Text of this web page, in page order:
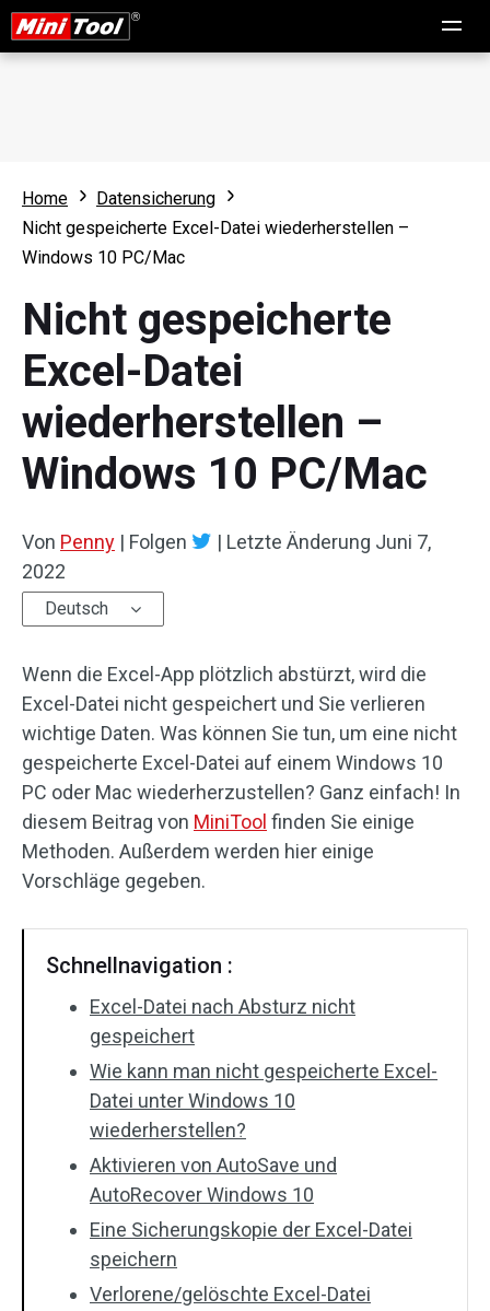
Home
Datensicherung
Nicht gespeicherte Excel-Datei wiederherstellen –
Windows 10 PC/Mac
Nicht gespeicherte
Excel-Datei
wiederherstellen –
Windows 10 PC/Mac
Von Penny | Folgen | Letzte Änderung Juni 7,
2022
Deutsch
Wenn die Excel-App plötzlich abstürzt, wird die
Excel-Datei nicht gespeichert und Sie verlieren
wichtige Daten. Was können Sie tun, um eine nicht
gespeicherte Excel-Datei auf einem Windows 10
PC oder Mac wiederherzustellen? Ganz einfach! In
diesem Beitrag von MiniTool finden Sie einige
Methoden. Außerdem werden hier einige
Vorschläge gegeben.
Schnellnavigation :
Excel-Datei nach Absturz nicht
gespeichert
Wie kann man nicht gespeicherte Excel-
Datei unter Windows 10
wiederherstellen?
Aktivieren von AutoSave und
AutoRecover Windows 10
Eine Sicherungskopie der Excel-Datei
speichern
Verlorene/gelöschte Excel-Datei